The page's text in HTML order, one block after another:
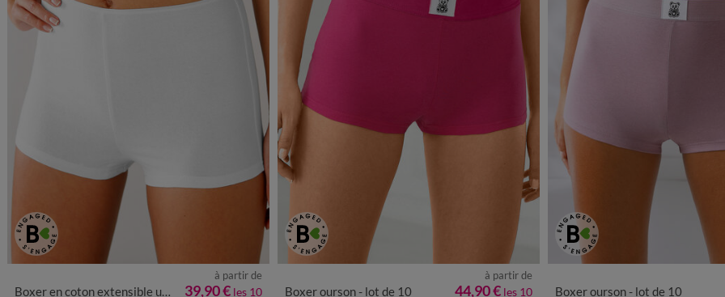
54/56
Boxer en coton extensible uni – Lot de 10
à partir de
39,90 € les 10
54/56
Boxer ourson - lot de 10
à partir de
44,90 € les 10 Boxer ourson - lot de 10